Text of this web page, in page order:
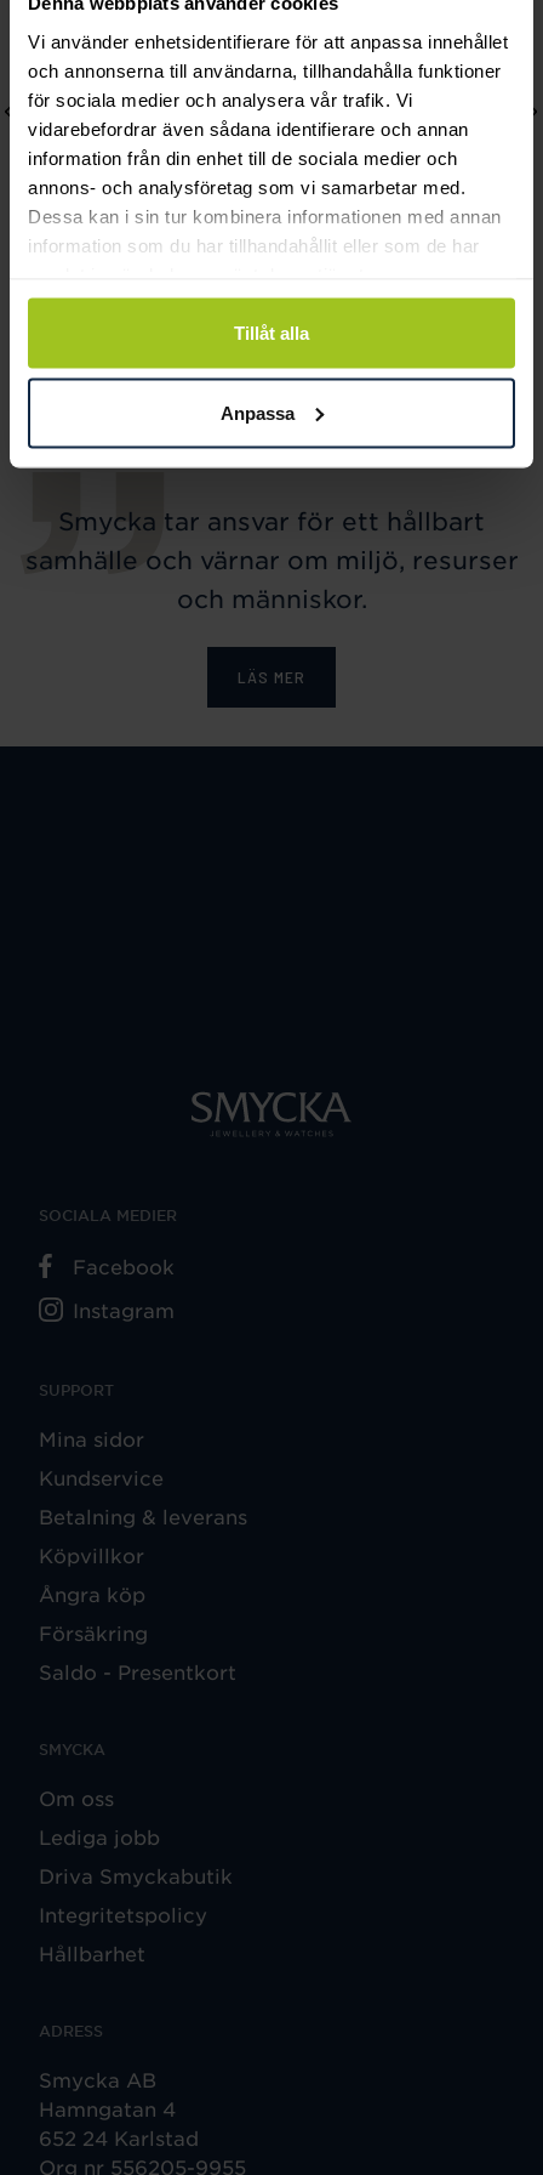
Vi använder enhetsidentifierare för att anpassa innehållet
och annonserna till användarna, tillhandahålla funktioner
för sociala medier och analysera vår trafik. Vi
vidarebefordrar även sådana identifierare och annan
information från din enhet till de sociala medier och
annons- och analysföretag som vi samarbetar med.
Dessa kan i sin tur kombinera informationen med annan
information som du har tillhandahållit eller som de har
Tillåt alla
Anpassa
Cesar
WILMER Örhänge small
Pris
149 kr
Smycka tar ansvar för ett hållbart
samhälle och värnar om miljö, resurser
och människor.
LÄS MER
SUPPORT
Mina sidor
Kundservice
Betalning & leverans
Köpvillkor
Ångra köp
Försäkring
Saldo - Presentkort
SMYCKA
Om oss
Lediga jobb
Driva Smyckabutik
Integritetspolicy
Hållbarhet
ADRESS
Smycka AB
Hamngatan 4
652 24 Karlstad
Org nr 556205-9955
SOCIALA MEDIER
Facebook
Instagram